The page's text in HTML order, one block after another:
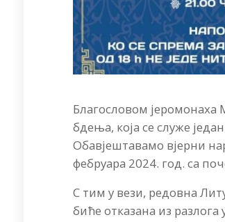
Благословом јеромонаха
бдења, која се служе
Обавјештавамо вјерни
фебруара 2024. год. са
С тим у вези, редовна
биће отказана из